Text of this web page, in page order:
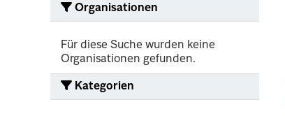
Organisationen
Für diese Suche wurden keine
Organisationen gefunden.
Kategorien